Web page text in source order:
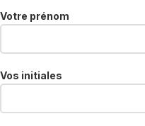
Votre prénom
Vos initiales